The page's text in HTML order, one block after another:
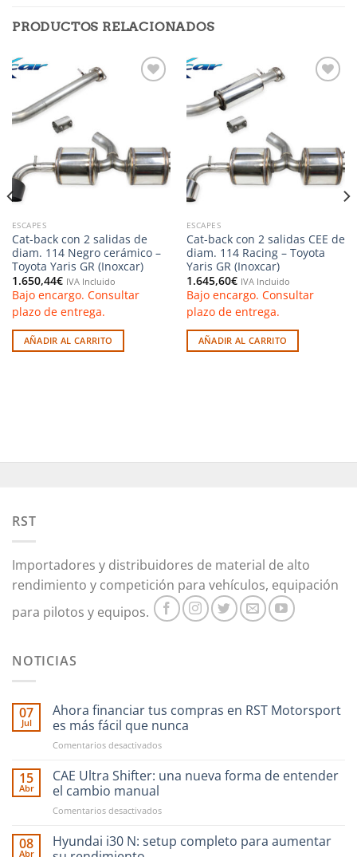
PRODUCTOS RELACIONADOS
ESCAPES
Cat-back con 2 salidas de
diam. 114 Negro cerámico –
Toyota Yaris GR (Inoxcar)
1.650,44€ IVA Incluido
Bajo encargo. Consultar
plazo de entrega.
AÑADIR AL CARRITO
ESCAPES
Cat-back con 2 salidas CEE de
diam. 114 Racing – Toyota
Yaris GR (Inoxcar)
1.645,60€ IVA Incluido
Bajo encargo. Consultar
plazo de entrega.
AÑADIR AL CARRITO
RST
Importadores y distribuidores de material de alto
rendimiento y competición para vehículos, equipación
para pilotos y equipos.
NOTICIAS
07
Jul
Ahora financiar tus compras en RST Motorsport
es más fácil que nunca
Comentarios desactivadosen
financiar
tus
en
Motorsport
15
Abr
CAE Ultra Shifter: una nueva forma de entender
el cambio manual
Comentarios desactivadosen
Ultra
Shifter:
08
Abr
Hyundai i30 N: setup completo para aumentar